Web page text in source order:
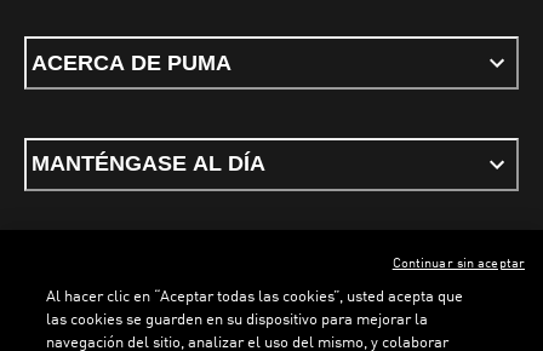
ACERCA DE PUMA
MANTÉNGASE AL DÍA
ESPAÑOL
Al hacer clic en “Aceptar todas las cookies”, usted acepta que
las cookies se guarden en su dispositivo para mejorar la
navegación del sitio, analizar el uso del mismo, y colaborar
Continuar sin aceptar